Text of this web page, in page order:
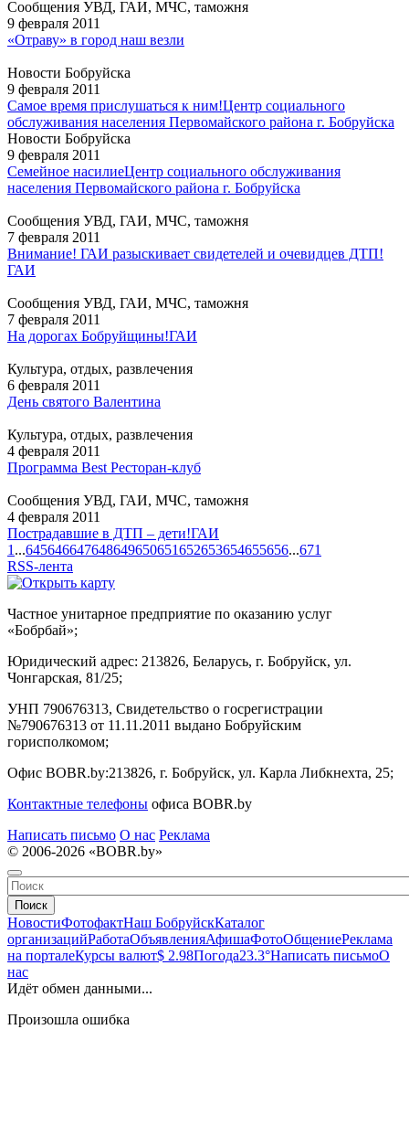
Сообщения УВД, ГАИ, МЧС, таможня
9 февраля 2011
«Отраву» в город наш везли
Новости Бобруйска
9 февраля 2011
Самое время прислушаться к ним!Центр социального
обслуживания населения Первомайского района г. Бобруйска
Новости Бобруйска
9 февраля 2011
Семейное насилиеЦентр социального обслуживания
населения Первомайского района г. Бобруйска
Сообщения УВД, ГАИ, МЧС, таможня
7 февраля 2011
Внимание! ГАИ разыскивает свидетелей и очевидцев ДТП!
ГАИ
Сообщения УВД, ГАИ, МЧС, таможня
7 февраля 2011
На дорогах Бобруйщины!ГАИ
Культура, отдых, развлечения
6 февраля 2011
День святого Валентина
Культура, отдых, развлечения
4 февраля 2011
Программа Best Ресторан-клуб
Сообщения УВД, ГАИ, МЧС, таможня
4 февраля 2011
Пострадавшие в ДТП – дети!ГАИ
1 ...645646647648649650651652653654655656...671
RSS-лента
Частное унитарное предприятие по оказанию услуг
«Бобрбай»;
Юридический адрес: 213826, Беларусь, г. Бобруйск, ул.
Чонгарская, 81/25;
УНП 790676313, Свидетельство о госрегистрации
№790676313 от 11.11.2011 выдано Бобруйским
горисполкомом;
Офис BOBR.by:213826, г. Бобруйск, ул. Карла Либкнехта, 25;
Контактные телефоны офиса BOBR.by
Написать письмо О нас Реклама
© 2006-2026 «BOBR.by»
Поиск
НовостиФотофактНаш БобруйскКаталог
организацийРаботаОбъявленияАфишаФотоОбщениеРеклама
на порталеКурсы валют$ 2.98Погода23.3°Написать письмоО
нас
Идёт обмен данными...
Произошла ошибка